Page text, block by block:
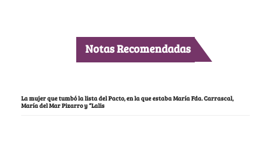
Notas Recomendadas
La mujer que tumbó la lista del Pacto, en la que estaba María Fda. Carrascal,
María del Mar Pizarro y “Lalis